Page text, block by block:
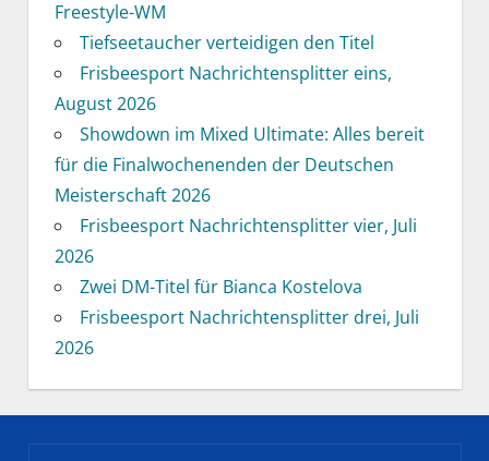
Freestyle-WM
Tiefseetaucher verteidigen den Titel
Frisbeesport Nachrichtensplitter eins,
August 2026
Showdown im Mixed Ultimate: Alles bereit
für die Finalwochenenden der Deutschen
Meisterschaft 2026
Frisbeesport Nachrichtensplitter vier, Juli
2026
Zwei DM-Titel für Bianca Kostelova
Frisbeesport Nachrichtensplitter drei, Juli
2026